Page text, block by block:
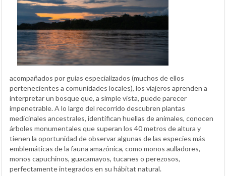
acompañados por guías especializados (muchos de ellos
pertenecientes a comunidades locales), los viajeros aprenden a
interpretar un bosque que, a simple vista, puede parecer
impenetrable. A lo largo del recorrido descubren plantas
medicinales ancestrales, identifican huellas de animales, conocen
árboles monumentales que superan los 40 metros de altura y
tienen la oportunidad de observar algunas de las especies más
emblemáticas de la fauna amazónica, como monos aulladores,
monos capuchinos, guacamayos, tucanes o perezosos,
perfectamente integrados en su hábitat natural.